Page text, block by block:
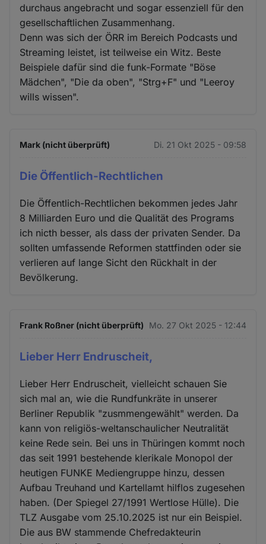
durchaus angebracht und sogar essenziell für den
gesellschaftlichen Zusammenhang.
Denn was sich der ÖRR im Bereich Podcasts und
Streaming leistet, ist teilweise ein Witz. Beste
Beispiele dafür sind die funk-Formate "Böse
Mädchen", "Die da oben", "Strg+F" und "Leeroy
wills wissen".
Mark (nicht überprüft) Di. 21 Okt 2025 - 09:58
Die Öffentlich-Rechtlichen
Die Öffentlich-Rechtlichen bekommen jedes Jahr
8 Milliarden Euro und die Qualität des Programs
ich nicth besser, als dass der privaten Sender. Da
sollten umfassende Reformen stattfinden oder sie
verlieren auf lange Sicht den Rückhalt in der
Bevölkerung.
Frank Roßner (nicht überprüft) Mo. 27 Okt 2025 - 12:44
Lieber Herr Endruscheit,
Lieber Herr Endruscheit, vielleicht schauen Sie
sich mal an, wie die Rundfunkräte in unserer
Berliner Republik "zusmmengewählt" werden. Da
kann von religiös-weltanschaulicher Neutralität
keine Rede sein. Bei uns in Thüringen kommt noch
das seit 1991 bestehende klerikale Monopol der
heutigen FUNKE Mediengruppe hinzu, dessen
Aufbau Treuhand und Kartellamt hilflos zugesehen
haben. (Der Spiegel 27/1991 Wertlose Hülle). Die
TLZ Ausgabe vom 25.10.2025 ist nur ein Beispiel.
Die aus BW stammende Chefredakteurin